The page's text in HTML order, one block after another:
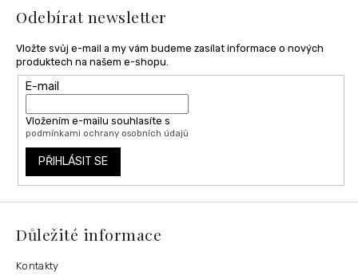
Odebírat newsletter
Vložte svůj e-mail a my vám budeme zasílat informace o nových
produktech na našem e-shopu.
E-mail
Vložením e-mailu souhlasíte s
podmínkami ochrany osobních údajů
PŘIHLÁSIT SE
Důležité informace
Kontakty